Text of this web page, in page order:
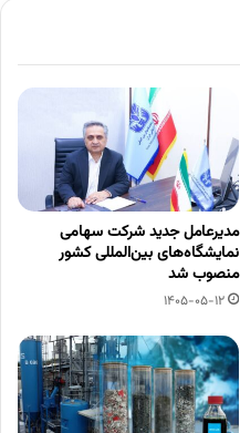
مدیرعامل جدید شرکت سهامی
نمایشگاه‌های بین‌المللی کشور
منصوب شد
1405-05-12